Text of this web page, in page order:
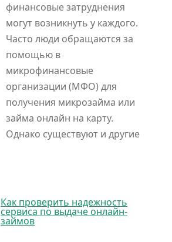
финансовые затруднения
могут возникнуть у каждого.
Часто люди обращаются за
помощью в
микрофинансовые
организации (МФО) для
получения микрозайма или
займа онлайн на карту.
Однако существуют и другие
Как проверить надежность
сервиса по выдаче онлайн-
займов